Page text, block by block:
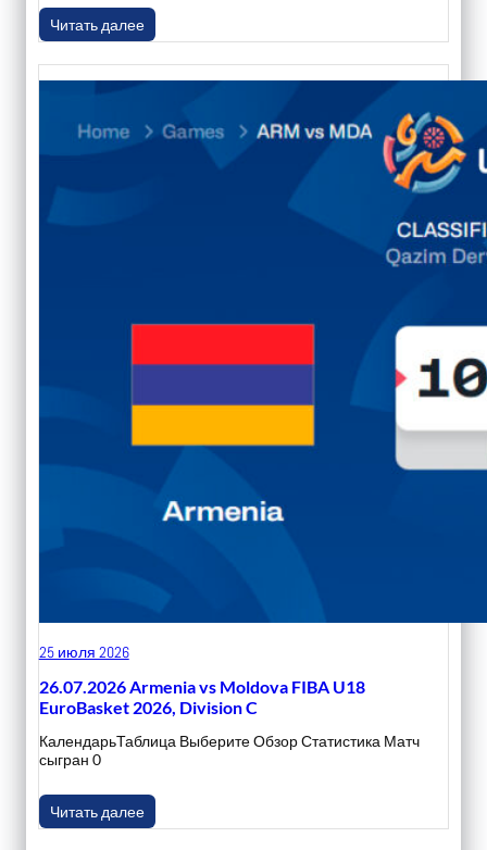
Читать далее
25 июля 2026
26.07.2026 Armenia vs Moldova FIBA U18
EuroBasket 2026, Division C
КалендарьТаблица Выберите Обзор Статистика Матч
сыгран 0
Читать далее